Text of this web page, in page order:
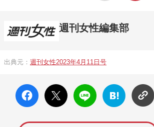
週刊女性編集部
母”が抱える400万円超の“借金トラブル”」報道を
出典元： 週刊女性2023年4月11日号
faceboo
k いい
ね
X ポス
ト
LINE
はてな
ブック
マーク